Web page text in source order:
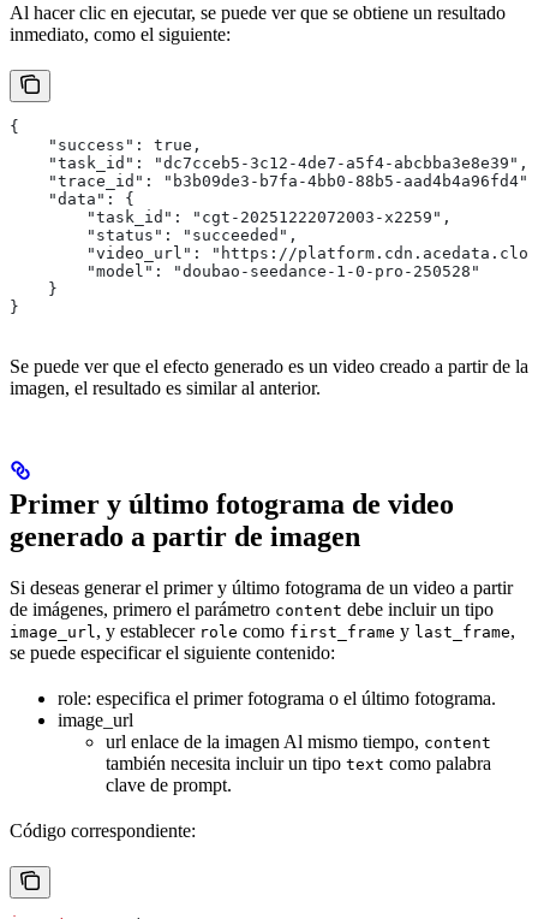
Al hacer clic en ejecutar, se puede ver que se obtiene un resultado
inmediato, como el siguiente:
{
    "success": true,
    "task_id": "dc7cceb5-3c12-4de7-a5f4-abcbba3e8e39",
    "trace_id": "b3b09de3-b7fa-4bb0-88b5-aad4b4a96fd4",
    "data": {
        "task_id": "cgt-20251222072003-x2259",
        "status": "succeeded",
"video_url": "https://
        "model": "doubao-seedance-1-0-pro-250528"
    }
}
Se puede ver que el efecto generado es un video creado a partir de la
imagen, el resultado es similar al anterior.
Primer y último fotograma de video
generado a partir de imagen
Si deseas generar el primer y último fotograma de un video a partir
de imágenes, primero el parámetro content debe incluir un tipo
image_url , y establecer role como first_frame y last_frame,
se puede especificar el siguiente contenido:
role: especifica el primer fotograma o el último fotograma.
image_url
url enlace de la imagen Al mismo tiempo, content
también necesita incluir un tipo text como palabra
clave de prompt.
Código correspondiente: